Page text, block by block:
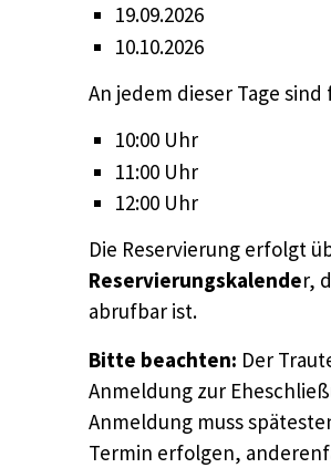
19.09.2026
10.10.2026
An jedem dieser Tage
10:00 Uhr
11:00 Uhr
12:00 Uhr
Die Reservierung erfolgt
Reservierungskalender,
abrufbar ist.
Bitte beachten: Der
Anmeldung zur
Anmeldung muss
Termin erfolgen,